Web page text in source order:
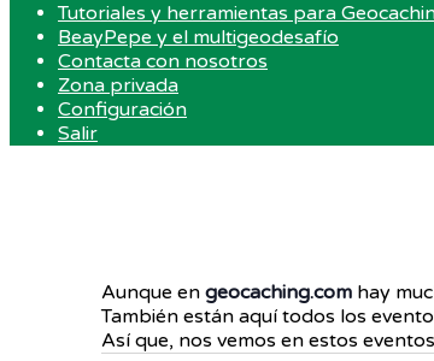
Tutoriales y herramientas para
BeayPepe y el multigeodesafío
Contacta con nosotros
Zona privada
Configuración
Salir
Aunque en geocaching.com hay
También están aquí todos los
Así que, nos vemos en estos